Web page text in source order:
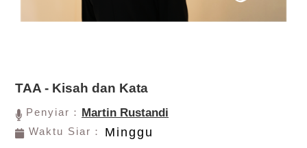
TAA - Kisah dan Kata
Penyiar： Martin Rustandi
Waktu Siar： Minggu